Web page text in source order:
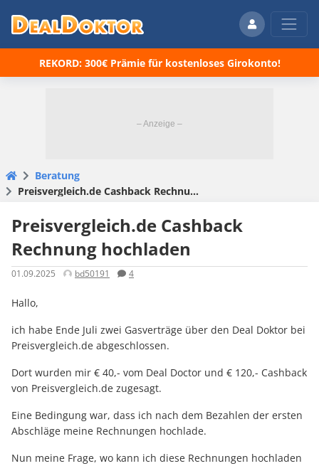
REKORD: 300€ Prämie für kostenloses Girokonto!
Beratung
Preisvergleich.de Cashback Rechnung hochladen
Preisvergleich.de Cashback
Rechnung hochladen
01.09.2025 bd50191 4
Hallo,
ich habe Ende Juli zwei Gasverträge über den Deal Doktor bei
Preisvergleich.de abgeschlossen.
Dort wurden mir € 40,- vom Deal Doctor und € 120,- Cashback
von Preisvergleich.de zugesagt.
Eine Bedingung war, dass ich nach dem Bezahlen der ersten
Abschläge meine Rechnungen hochlade.
Nun meine Frage, wo kann ich diese Rechnungen hochladen